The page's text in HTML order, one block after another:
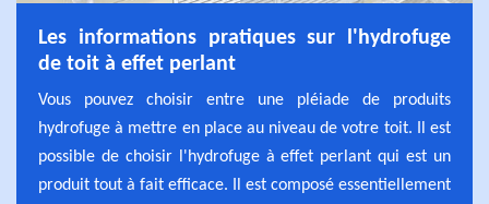
Les informations pratiques sur l'hydrofuge
de toit à effet perlant
Vous pouvez choisir entre une pléiade de produits
hydrofuge à mettre en place au niveau de votre toit. Il est
possible de choisir l'hydrofuge à effet perlant qui est un
produit tout à fait efficace. Il est composé essentiellement